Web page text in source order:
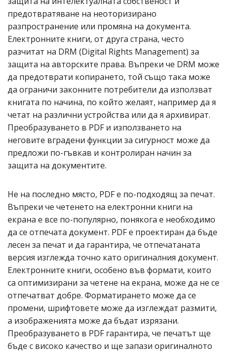
предотвратяване на неоторизирано
разпространение или промяна на документа.
Електронните книги, от друга страна, често
разчитат на DRM (Digital Rights Management) за
защита на авторските права. Въпреки че DRM може
да предотврати копирането, той също така може
да ограничи законните потребители да използват
книгата по начина, по който желаят, например да я
четат на различни устройства или да я архивират.
Преобразуването в PDF и използването на
неговите вградени функции за сигурност може да
предложи по-гъвкав и контролиран начин за
защита на документите.
Не на последно място, PDF е по-подходящ за печат.
Въпреки че четенето на електронни книги на
екрана е все по-популярно, понякога е необходимо
да се отпечата документ. PDF е проектиран да бъде
лесен за печат и да гарантира, че отпечатаната
версия изглежда точно като оригиналния документ.
Електронните книги, особено във формати, които
са оптимизирани за четене на екрана, може да не се
отпечатват добре. Форматирането може да се
промени, шрифтовете може да изглеждат размити,
а изображенията може да бъдат изрязани.
Преобразуването в PDF гарантира, че печатът ще
бъде с високо качество и ще запази оригиналното